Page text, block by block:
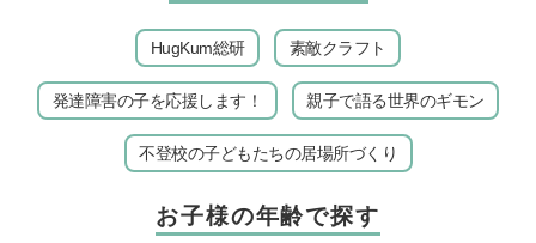
HugKum総研 素敵クラフト
発達障害の子を応援します！ 親子で語る世界のギモン
不登校の子どもたちの居場所づくり
お子様の年齢で探す